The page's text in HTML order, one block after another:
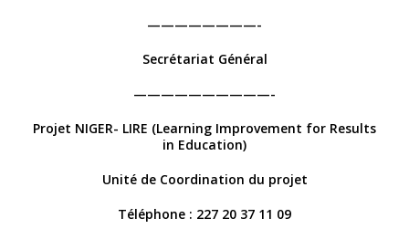
————————-
Secrétariat Général
——————————-
Projet NIGER- LIRE (Learning Improvement for Results
in Education)
Unité de Coordination du projet
Téléphone : 227 20 37 11 09